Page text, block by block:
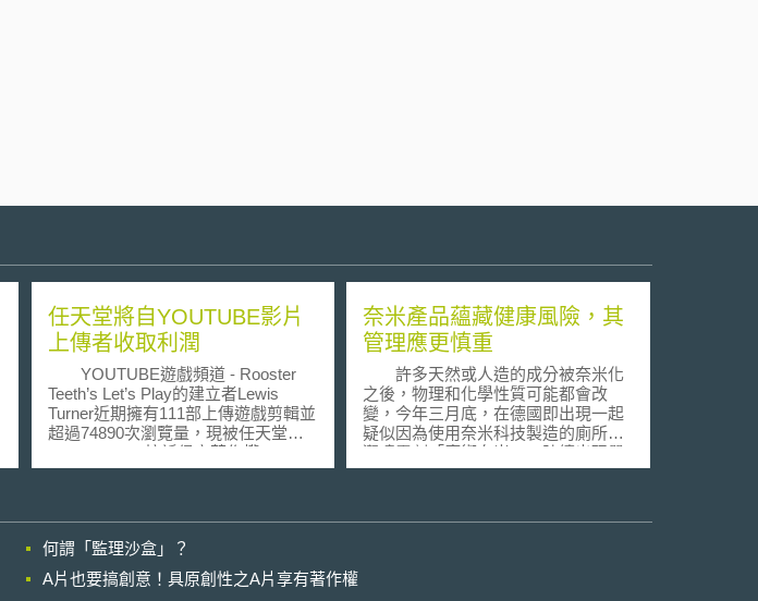
任天堂將自YOUTUBE影片
上傳者收取利潤
YOUTUBE遊戲頻道 - Rooster
Teeth’s Let’s Play的建立者Lewis
Turner近期擁有111部上傳遊戲剪輯並
超過74890次瀏覽量，現被任天堂
(NINTENDO)控訴侵害著作權。
任天堂依YOUTUBE的Content ID政
定之完整或部分的內容，均被要求需
支付獲利予任天堂。Content ID為
YOUTUBE 的著作權政策，有助保護
奈米產品蘊藏健康風險，其
管理應更慎重
許多天然或人造的成分被奈米化
之後，物理和化學性質可能都會改
變，今年三月底，在德國即出現一起
疑似因為使用奈米科技製造的廁所清
潔噴霧劑「魔術奈米」，陸續出現嚴
重呼吸問題，被送往醫院診治，其中
何謂「監理沙盒」？
A片也要搞創意！具原創性之A片享有著作權